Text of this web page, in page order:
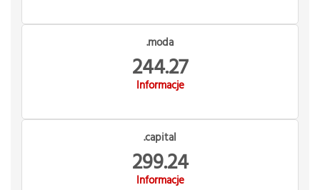
.moda
244.27
Informacje
.capital
299.24
Informacje